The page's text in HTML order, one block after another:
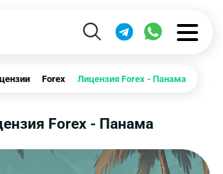
Forex Лицензия Forex - Панама
Forex - Панама